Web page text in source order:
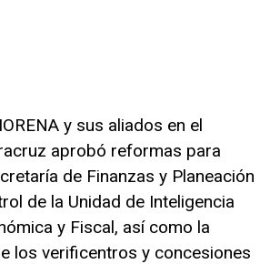
y sus aliados en el
aprobó reformas para
de Finanzas y Planeación
de la Unidad de Inteligencia
y Fiscal, así como la
los verificentros y concesiones